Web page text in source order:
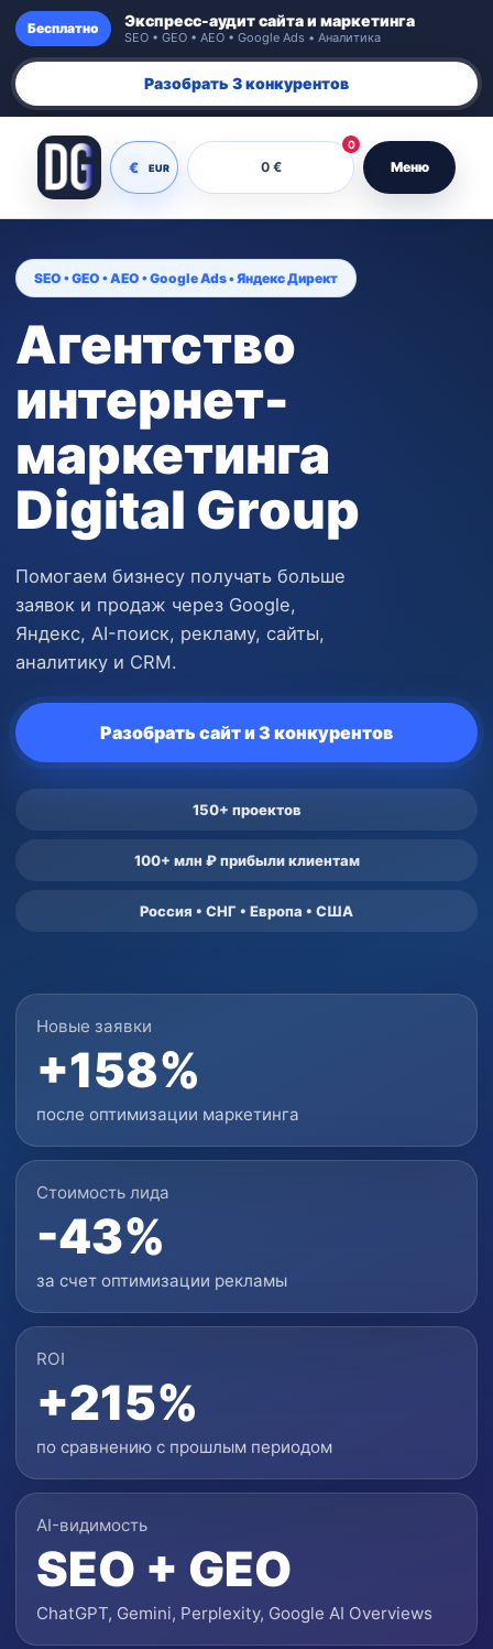
Бесплатно Экспресс-аудит сайта и маркетинга
SEO • GEO • AEO • Google Ads • Аналитика
Разобрать 3 конкурентов
Меню
€ EUR 0 €
0
SEO • GEO • AEO • Google Ads • Яндекс Директ
Агентство
интернет-
маркетинга
Digital Group
Помогаем бизнесу получать больше
заявок и продаж через Google,
Яндекс, AI-поиск, рекламу, сайты,
аналитику и CRM.
Разобрать сайт и 3 конкурентов
150+ проектов
100+ млн ₽ прибыли клиентам
Россия • СНГ • Европа • США
Новые заявки
+158%
после оптимизации маркетинга
Стоимость лида
-43%
за счет оптимизации рекламы
ROI
+215%
по сравнению с прошлым периодом
AI-видимость
SEO + GEO
ChatGPT, Gemini, Perplexity, Google AI Overviews